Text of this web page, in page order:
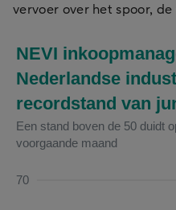
vervoer over het spoor,